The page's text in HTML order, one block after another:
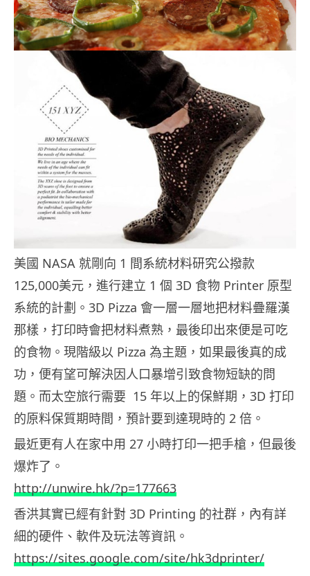
美國 NASA 就剛向 1 間系統材料研究公撥款
125,000美元，進行建立 1 個 3D 食物 Printer 原型
系統的計劃。3D Pizza 會一層一層地把材料疊羅漢
那樣，打印時會把材料煮熟，最後印出來便是可吃
的食物。現階級以 Pizza 為主題，如果最後真的成
功，便有望可解決因人口暴增引致食物短缺的問
題。而太空旅行需要 15 年以上的保鮮期，3D 打印
的原料保質期時間，預計要到達現時的 2 倍。
最近更有人在家中用 27 小時打印一把手槍，但最後
爆炸了。
http://unwire.hk/?p=177663
香洪其實已經有針對 3D Printing 的社群，內有詳
細的硬件、軟件及玩法等資訊。
https://sites.google.com/site/hk3dprinter/